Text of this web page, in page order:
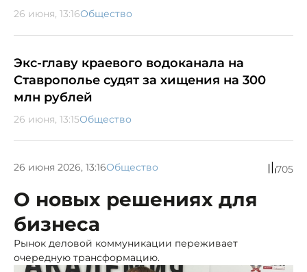
26 июня, 13:16Общество
Экс-главу краевого водоканала на
Ставрополье судят за хищения на 300
млн рублей
26 июня, 13:15Общество
26 июня 2026, 13:16Общество 705
О новых решениях для
бизнеса
Рынок деловой коммуникации переживает
очередную трансформацию.